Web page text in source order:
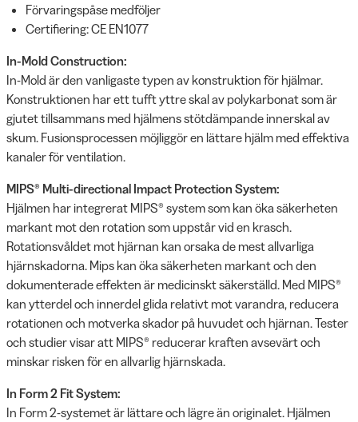
Förvaringspåse medföljer
Certifiering: CE EN1077
In-Mold Construction:
In-Mold är den vanligaste typen av konstruktion för hjälmar.
Konstruktionen har ett tufft yttre skal av polykarbonat som är
gjutet tillsammans med hjälmens stötdämpande innerskal av
skum. Fusionsprocessen möjliggör en lättare hjälm med effektiva
kanaler för ventilation.
MIPS® Multi-directional Impact Protection System:
Hjälmen har integrerat MIPS® system som kan öka säkerheten
markant mot den rotation som uppstår vid en krasch.
Rotationsvåldet mot hjärnan kan orsaka de mest allvarliga
hjärnskadorna. Mips kan öka säkerheten markant och den
dokumenterade effekten är medicinskt säkerställd. Med MIPS®
kan ytterdel och innerdel glida relativt mot varandra, reducera
rotationen och motverka skador på huvudet och hjärnan. Tester
och studier visar att MIPS® reducerar kraften avsevärt och
minskar risken för en allvarlig hjärnskada.
In Form 2 Fit System:
In Form 2-systemet är lättare och lägre än originalet. Hjälmen